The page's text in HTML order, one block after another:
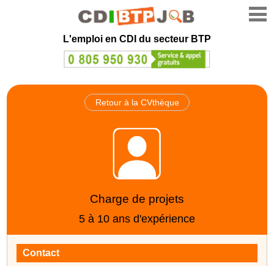
L'emploi en CDI du secteur BTP
Retour à la CVthèque
Charge de projets
5 à 10 ans d'expérience
Contact